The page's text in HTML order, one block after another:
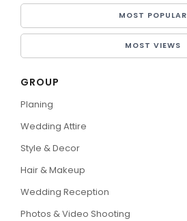
MOST POPULAR
MOST VIEWS
GROUP
Planing
Wedding Attire
Style & Decor
Hair & Makeup
Wedding Reception
Photos & Video Shooting